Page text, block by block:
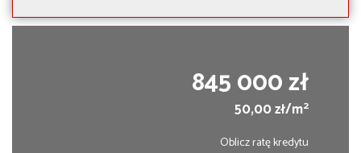
845 000 zł
50,00 zł/m2
Oblicz ratę kredytu